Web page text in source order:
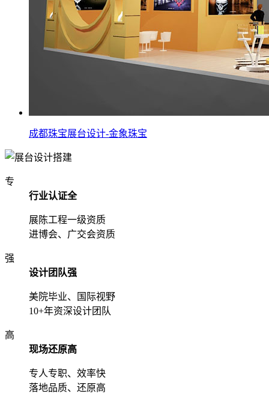
成都珠宝展台设计-金象珠宝
专
行业认证全
展陈工程一级资质
进博会、广交会资质
强
设计团队强
美院毕业、国际视野
10+年资深设计团队
高
现场还原高
专人专职、效率快
落地品质、还原高